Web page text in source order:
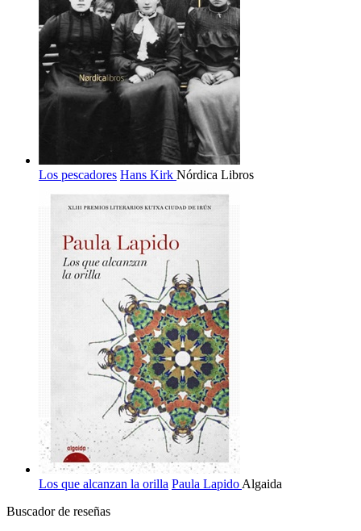
Los pescadores Hans Kirk Nórdica Libros
Los que alcanzan la orilla Paula Lapido Algaida
Buscador de reseñas